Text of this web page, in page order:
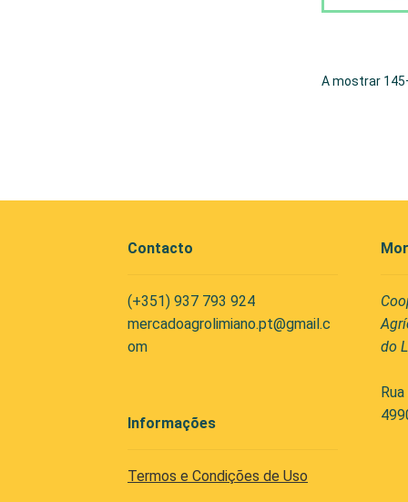
A mostrar
Contacto
(+351) 937 793 924
mercadoagrolimiano.pt@gmail.c
om
Informações
Termos e Condições de Uso
do